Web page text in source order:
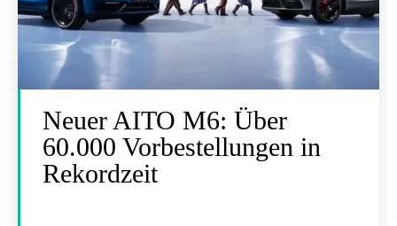
Neuer AITO M6: Über
60.000 Vorbestellungen in
Rekordzeit